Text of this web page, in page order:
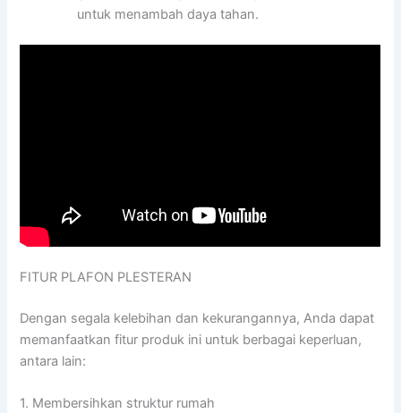
untuk menambah daya tahan.
FITUR PLAFON PLESTERAN
Dengan segala kelebihan dan kekurangannya, Anda dapat
memanfaatkan fitur produk ini untuk berbagai keperluan,
antara lain:
1. Membersihkan struktur rumah